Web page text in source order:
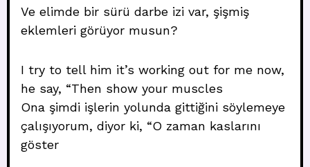
Ve elimde bir sürü darbe izi var, şişmiş
eklemleri görüyor musun?
I try to tell him it’s working out for me now,
he say, “Then show your muscles
Ona şimdi işlerin yolunda gittiğini söylemeye
çalışıyorum, diyor ki, “O zaman kaslarını
göster